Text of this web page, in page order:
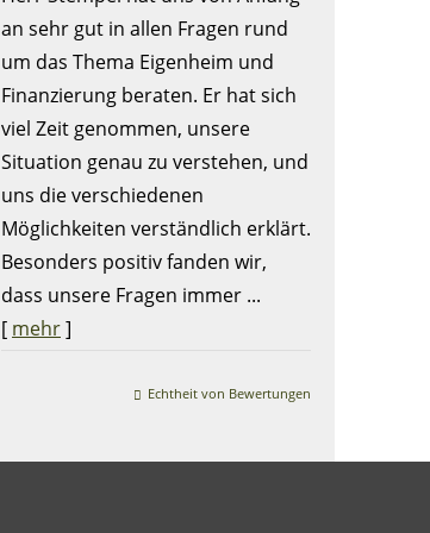
an sehr gut in allen Fragen rund
um das Thema Eigenheim und
Finanzierung beraten. Er hat sich
viel Zeit genommen, unsere
Situation genau zu verstehen, und
uns die verschiedenen
Möglichkeiten verständlich erklärt.
Besonders positiv fanden wir,
dass unsere Fragen immer ...
[ mehr]
Echtheit von Bewertungen